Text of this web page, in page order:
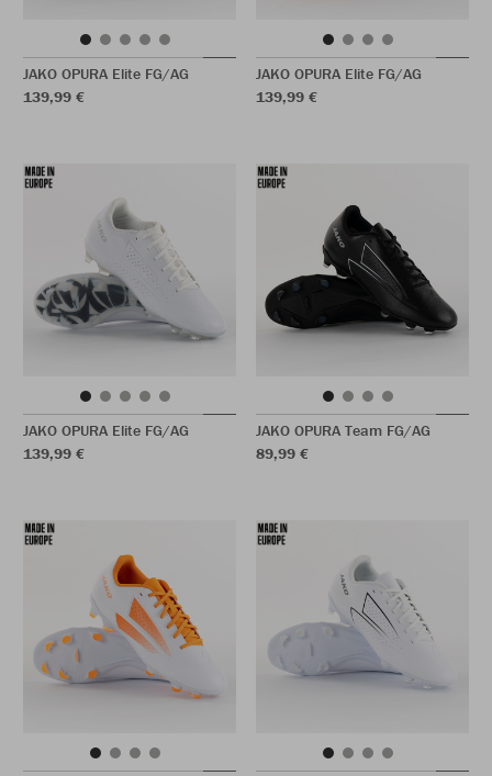
JAKO OPURA Elite FG/AG
139,99 €
JAKO OPURA Elite FG/AG
139,99 €
JAKO OPURA Elite FG/AG
139,99 €
JAKO OPURA Team FG/AG
89,99 €